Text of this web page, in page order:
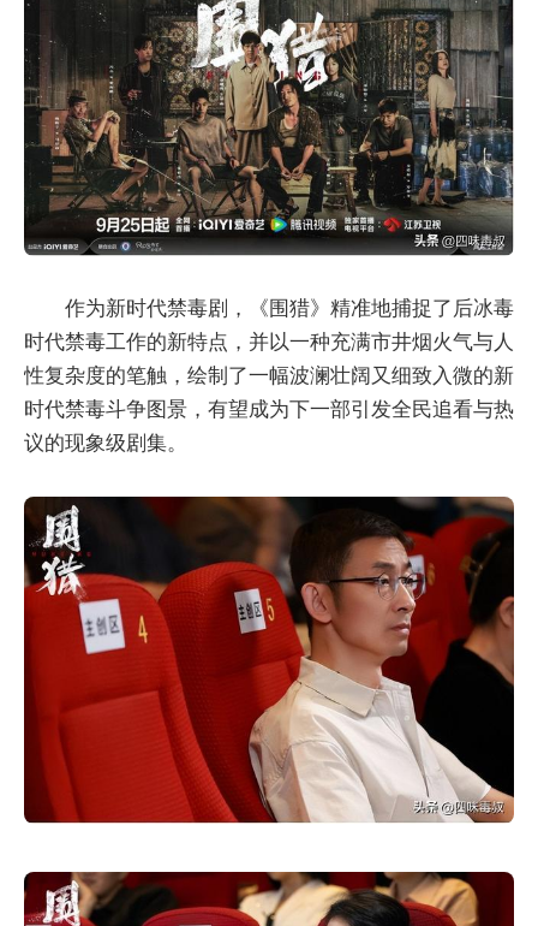
作为新时代禁毒剧，《围猎》精准地捕捉了后冰毒
时代禁毒工作的新特点，并以一种充满市井烟火气与人
性复杂度的笔触，绘制了一幅波澜壮阔又细致入微的新
时代禁毒斗争图景，有望成为下一部引发全民追看与热
议的现象级剧集。